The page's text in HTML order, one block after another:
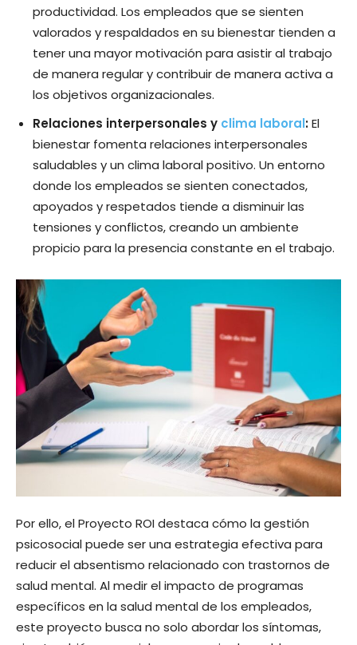
productividad. Los empleados que se sienten
valorados y respaldados en su bienestar tienden a
tener una mayor motivación para asistir al trabajo
de manera regular y contribuir de manera activa a
los objetivos organizacionales.
Relaciones interpersonales y clima laboral:El
bienestar fomenta relaciones interpersonales
saludables y un clima laboral positivo. Un entorno
donde los empleados se sienten conectados,
apoyados y respetados tiende a disminuir las
tensiones y conflictos, creando un ambiente
propicio para la presencia constante en el trabajo.
Por ello, el Proyecto ROI destaca cómo la gestión
psicosocial puede ser una estrategia efectiva para
reducir el absentismo relacionado con trastornos de
salud mental. Al medir el impacto de programas
específicos en la salud mental de los empleados,
este proyecto busca no solo abordar los síntomas,